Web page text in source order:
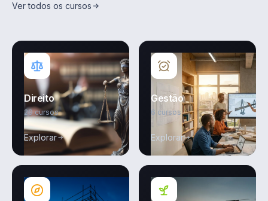
Ver todos os cursos
Direito
29 cursos
Explorar
Gestão
6 cursos
Explorar